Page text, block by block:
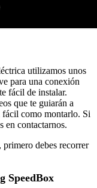
utilizamos unos
para una conexión
fácil de instalar.
que te guiarán a
como montarlo. Si
en contactarnos.
debes recorrer
SpeedBox